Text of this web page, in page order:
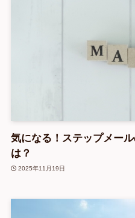
気になる！ステップメー
は？
2025年11月19日